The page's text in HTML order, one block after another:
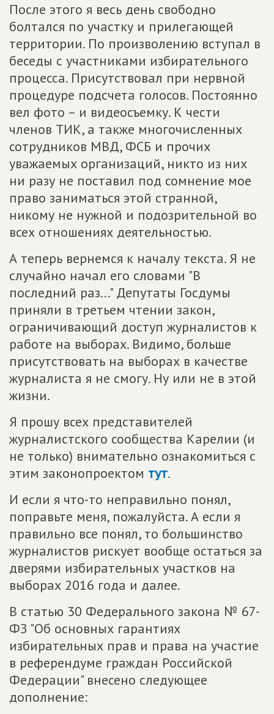
После этого я весь день свободно
болтался по участку и прилегающей
территории. По произволению вступал в
беседы с участниками избирательного
процесса. Присутствовал при нервной
процедуре подсчета голосов. Постоянно
вел фото – и видеосъемку. К чести
членов ТИК, а также многочисленных
сотрудников МВД, ФСБ и прочих
уважаемых организаций, никто из них
ни разу не поставил под сомнение мое
право заниматься этой странной,
никому не нужной и подозрительной во
всех отношениях деятельностью.
А теперь вернемся к началу текста. Я не
случайно начал его словами "В
последний раз..." Депутаты Госдумы
приняли в третьем чтении закон,
ограничивающий доступ журналистов к
работе на выборах. Видимо, больше
присутствовать на выборах в качестве
журналиста я не смогу. Ну или не в этой
жизни.
Я прошу всех представителей
журналистского сообщества Карелии (и
не только) внимательно ознакомиться с
этим законопроектом тут.
И если я что-то неправильно понял,
поправьте меня, пожалуйста. А если я
правильно все понял, то большинство
журналистов рискует вообще остаться за
дверями избирательных участков на
выборах 2016 года и далее.
В статью 30 Федерального закона № 67-
ФЗ "Об основных гарантиях
избирательных прав и права на участие
в референдуме граждан Российской
Федерации" внесено следующее
дополнение: